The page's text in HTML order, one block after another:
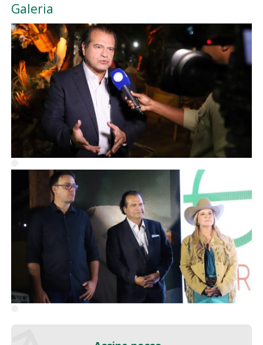
Galeria